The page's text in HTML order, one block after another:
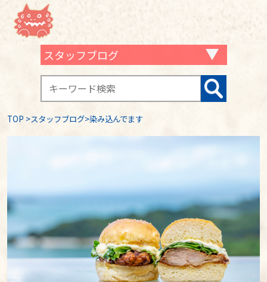
スタッフブログ
TOP >スタッフブログ>染み込んでます